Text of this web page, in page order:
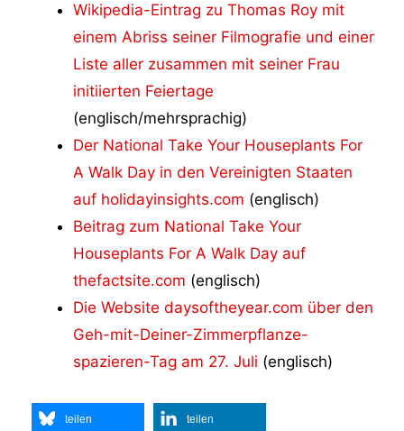
Wikipedia-Eintrag zu Thomas Roy mit
einem Abriss seiner Filmografie und einer
Liste aller zusammen mit seiner Frau
initiierten Feiertage
(englisch/mehrsprachig)
Der National Take Your Houseplants For
A Walk Day in den Vereinigten Staaten
auf holidayinsights.com (englisch)
Beitrag zum National Take Your
Houseplants For A Walk Day auf
thefactsite.com (englisch)
Die Website daysoftheyear.com über den
Geh-mit-Deiner-Zimmerpflanze-
spazieren-Tag am 27. Juli (englisch)
teilen teilen